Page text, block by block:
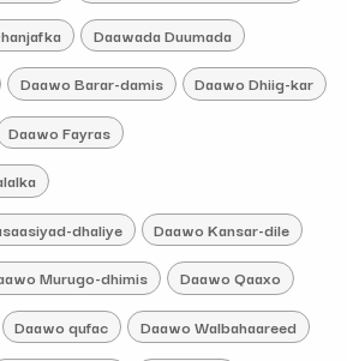
Daawada Duumada
Daawo Barar-damis Daawo Dhiig-kar
Daawo Fayras
dhaliye Daawo Kansar-dile
Murugo-dhimis Daawo Qaaxo
Daawo qufac Daawo Walbahaareed